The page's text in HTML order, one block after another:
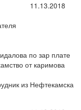
11.13.2018
по зар плате
от каримова
из Нефтекамска